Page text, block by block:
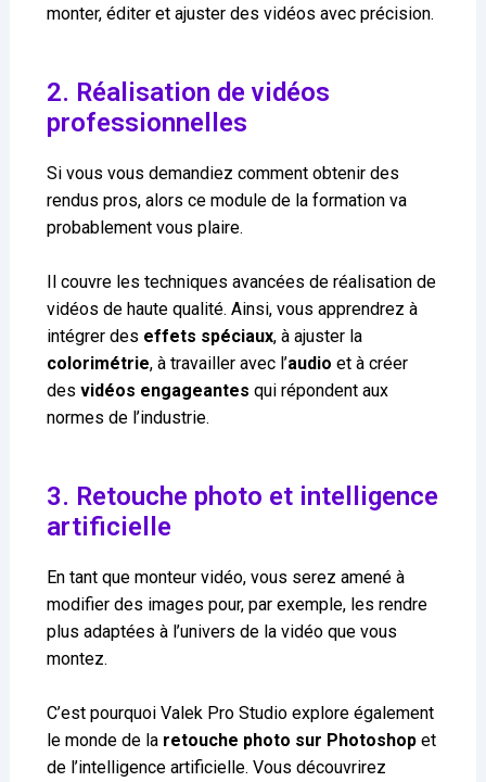
monter, éditer et ajuster des vidéos avec précision.
2. Réalisation de vidéos
professionnelles
Si vous vous demandiez comment obtenir des
rendus pros, alors ce module de la formation va
probablement vous plaire.
Il couvre les techniques avancées de réalisation de
vidéos de haute qualité. Ainsi, vous apprendrez à
intégrer des effets spéciaux, à ajuster la
colorimétrie, à travailler avec l’audio et à créer
des vidéos engageantes qui répondent aux
normes de l’industrie.
3. Retouche photo et intelligence
artificielle
En tant que monteur vidéo, vous serez amené à
modifier des images pour, par exemple, les rendre
plus adaptées à l’univers de la vidéo que vous
montez.
C’est pourquoi Valek Pro Studio explore également
le monde de la retouche photo sur Photoshopet
de l’intelligence artificielle. Vous découvrirez